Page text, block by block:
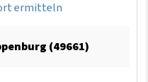
ermitteln
(49661)